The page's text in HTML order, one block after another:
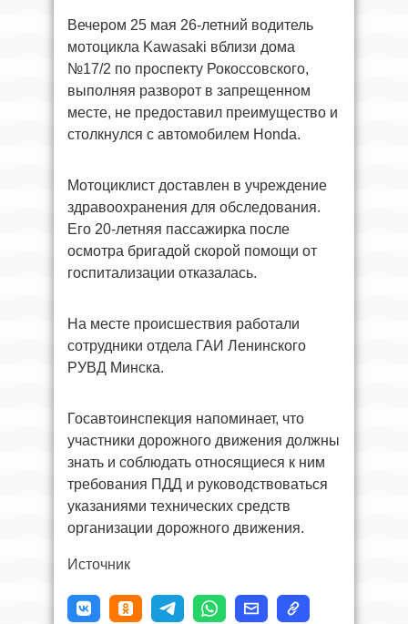
Вечером 25 мая 26-летний водитель
мотоцикла Kawasaki вблизи дома
№17/2 по проспекту Рокоссовского,
выполняя разворот в запрещенном
месте, не предоставил преимущество и
столкнулся с автомобилем Honda.
Мотоциклист доставлен в учреждение
здравоохранения для обследования.
Его 20-летняя пассажирка после
осмотра бригадой скорой помощи от
госпитализации отказалась.
На месте происшествия работали
сотрудники отдела ГАИ Ленинского
РУВД Минска.
Госавтоинспекция напоминает, что
участники дорожного движения должны
знать и соблюдать относящиеся к ним
требования ПДД и руководствоваться
указаниями технических средств
организации дорожного движения.
Источник